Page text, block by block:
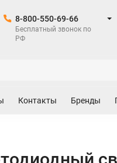
8-800-550-69-66
Бесплатный звонок по
РФ
Контакты Бренды